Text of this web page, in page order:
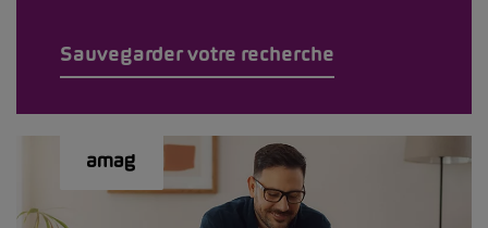
Sauvegarder votre recherche